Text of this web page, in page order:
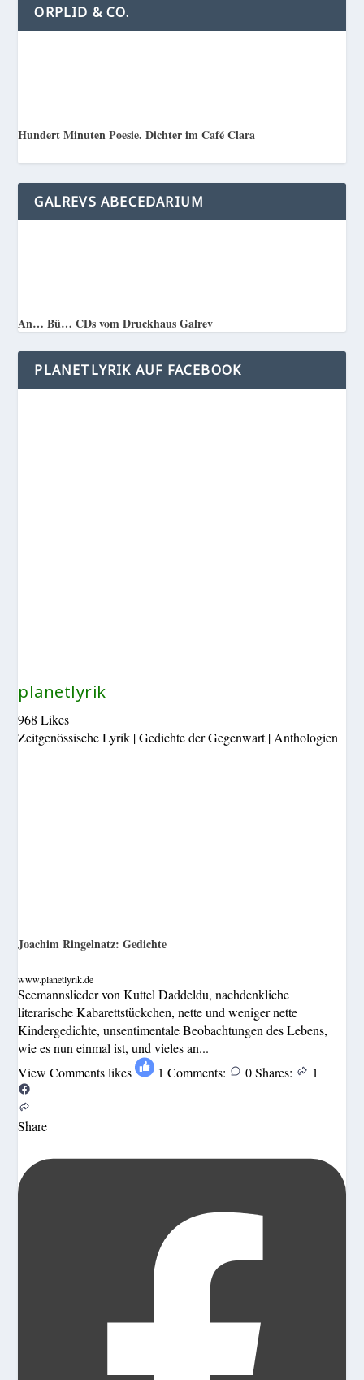
ORPLID & CO.
Hundert Minuten Poesie. Dichter im Café Clara
GALREVS ABECEDARIUM
An… Bü… CDs vom Druckhaus Galrev
PLANETLYRIK AUF FACEBOOK
planetlyrik
968 Likes
Zeitgenössische Lyrik | Gedichte der Gegenwart | Anthologien
Joachim Ringelnatz: Gedichte
www.planetlyrik.de
Seemannslieder von Kuttel Daddeldu, nachdenkliche
literarische Kabarettstückchen, nette und weniger nette
Kindergedichte, unsentimentale Beobachtungen des Lebens,
wie es nun einmal ist, und vieles an...
View Comments likes 1 Comments: 0 Shares: 1
Share